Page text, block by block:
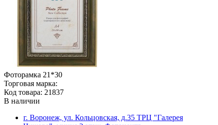
Фоторамка 21*30
Торговая марка:
Код товара: 21837
В наличии
г. Воронеж, ул. Кольцовская, д.35 ТРЦ "Галерея